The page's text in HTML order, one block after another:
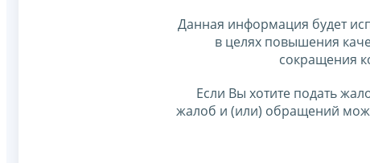
Данная информация будет
в целях повышения
сокращения
Если Вы хотите подать
жалоб и (или) обращений